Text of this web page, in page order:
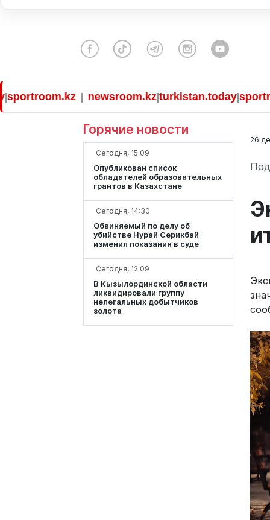
|newsroom.kz|turkistan.today|
Горячие новости
Сегодня, 15:09
Опубликован список
обладателей образовательных
грантов в Казахстане
Сегодня, 14:30
Обвиняемый по делу об
убийстве Нурай Серикбай
изменил показания в суде
Сегодня, 12:09
В Кызылординской области
ликвидировали группу
нелегальных добытчиков
золота
26